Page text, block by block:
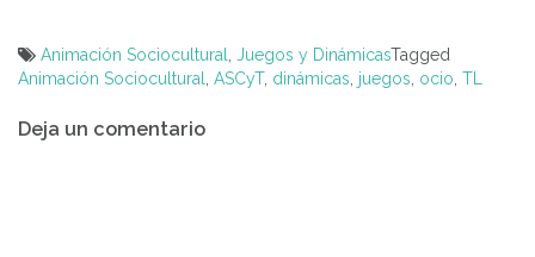
Animación Sociocultural Juegos y DinámicasTagged
Animación Sociocultural
ASCyT, dinámicas juegos ocio TL
de
Deja un comentario